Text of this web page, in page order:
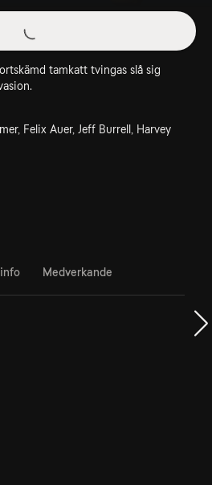
tamkatt tvingas slå sig
Felix Auer, Jeff Burrell, Harvey
Medverkande